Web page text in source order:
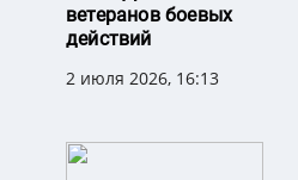
ветеранов боевых
действий
2 июля 2026, 16:13